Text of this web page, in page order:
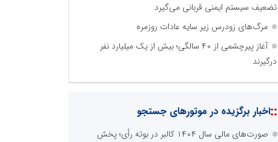
تضعیف سیستم ایمنی قربانی می‌گیرد
مرگ‌های زودرس زیر سایه عادات روزمره
آغاز پیرچشمی از ۴۰ سالگی؛ بیش از یک میلیارد نفر
درگیرند
::اخبار برگزیده در موتورهای جستجو
صورت‌های مالی سال ۱۴۰۴ کالبر در بوته رأی؛ پخش